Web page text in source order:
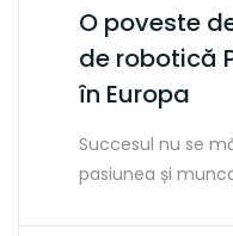
O poveste
de robotică
în Europa
Succesul nu se
pasiunea și